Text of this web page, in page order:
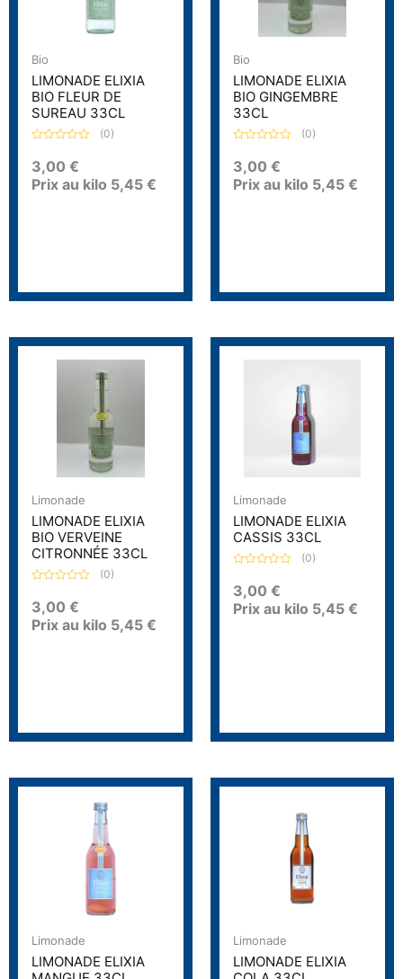
Bio
LIMONADE ELIXIA
BIO FLEUR DE
SUREAU 33CL
o
t
e
0
(0)
3,00 €
Prix au kilo 5,45 €
Bio
LIMONADE ELIXIA
BIO GINGEMBRE
33CL
o
t
e
0
(0)
3,00 €
Prix au kilo 5,45 €
Limonade
LIMONADE ELIXIA
BIO VERVEINE
CITRONNÉE 33CL
o
t
e
0
(0)
3,00 €
Prix au kilo 5,45 €
Limonade
LIMONADE ELIXIA
CASSIS 33CL
o
t
e
0
(0)
3,00 €
Prix au kilo 5,45 €
Limonade
LIMONADE ELIXIA
Limonade
LIMONADE ELIXIA